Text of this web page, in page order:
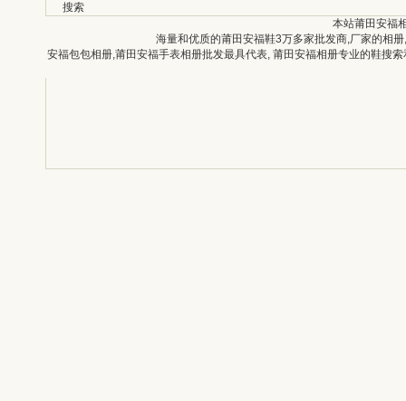
搜索
本站莆田安福
海量和优质的莆田安福鞋3万多家批发商,厂家的相
安福包包相册,莆田安福手表相册批发最具代表, 莆田安福相册专业的鞋搜